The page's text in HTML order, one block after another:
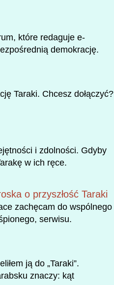
które redaguje e-
demokrację.
Taraki. Chcesz dołączyć?
i zdolności. Gdyby
w ich ręce.
o przyszłość Taraki
zachęcam do wspólnego
serwisu.
ją do „Taraki”.
znaczy: kąt